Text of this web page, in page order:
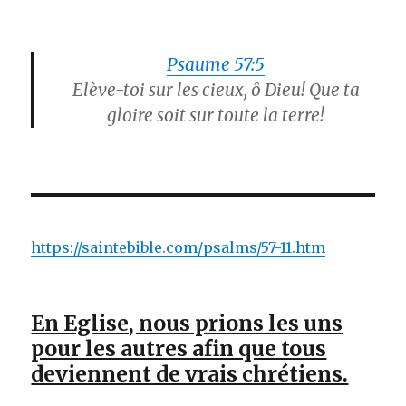
Psaume 57:5
Elève-toi sur les cieux, ô Dieu! Que ta
gloire soit sur toute la terre!
https://saintebible.com/psalms/57-11.htm
En Eglise, nous prions les uns
pour les autres afin que tous
deviennent de vrais chrétiens.